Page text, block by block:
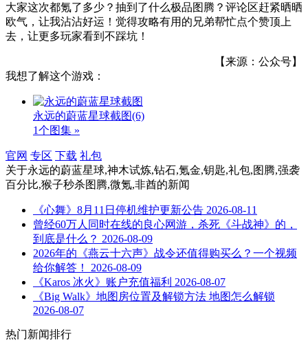
大家这次都氪了多少？抽到了什么极品图腾？评论区赶紧晒晒
欧气，让我沾沾好运！觉得攻略有用的兄弟帮忙点个赞顶上
去，让更多玩家看到不踩坑！
【来源：公众号】
我想了解这个游戏：
永远的蔚蓝星球截图(6)
1个图集 »
官网 专区 下载 礼包
关于永远的蔚蓝星球,神木试炼,钻石,氪金,钥匙,礼包,图腾,强袭
百分比,猴子秒杀图腾,微氪,非酋的新闻
《心舞》8月11日停机维护更新公告 2026-08-11
曾经60万人同时在线的良心网游，杀死《斗战神》的，
到底是什么？ 2026-08-09
2026年的《燕云十六声》战令还值得购买么？一个视频
给你解答！
2026-08-09
《Karos 冰火》账户充值福利 2026-08-07
《Big Walk》地图房位置及解锁方法 地图怎么解锁
2026-08-07
热门新闻排行